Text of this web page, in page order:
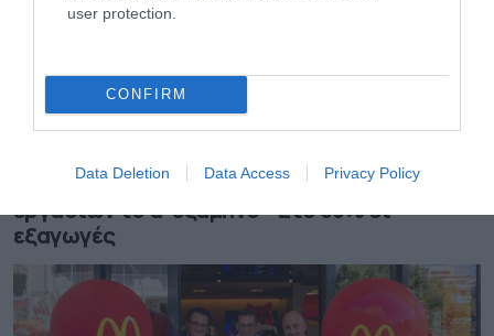
user protection.
CONFIRM
Data Deletion Data Access Privacy Policy
Παπουτσάνης: Αύξηση 5% του κύκλου
εργασιών το α’ εξάμηνο – Στο 55% οι
εξαγωγές